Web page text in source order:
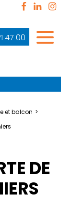
47 00
et balcon
DE